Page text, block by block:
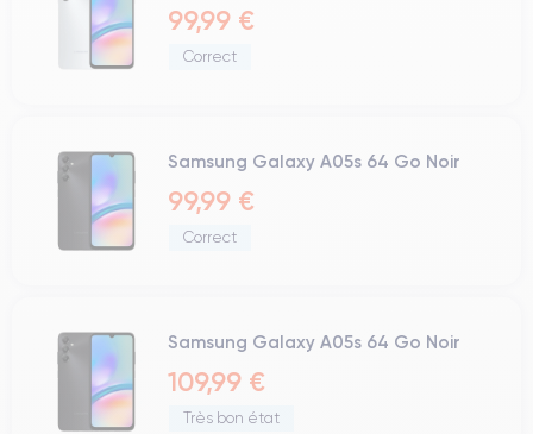
99,99 €
Correct
Samsung Galaxy A05s 64 Go Noir
99,99 €
Correct
Samsung Galaxy A05s 64 Go Noir
109,99 €
Très bon état